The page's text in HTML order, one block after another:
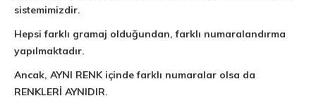
sistemimizdir.
Hepsi farklı gramaj olduğundan, farklı numaralandırma
yapılmaktadır.
Ancak, AYNI RENK içinde farklı numaralar olsa da
RENKLERİ AYNIDIR.